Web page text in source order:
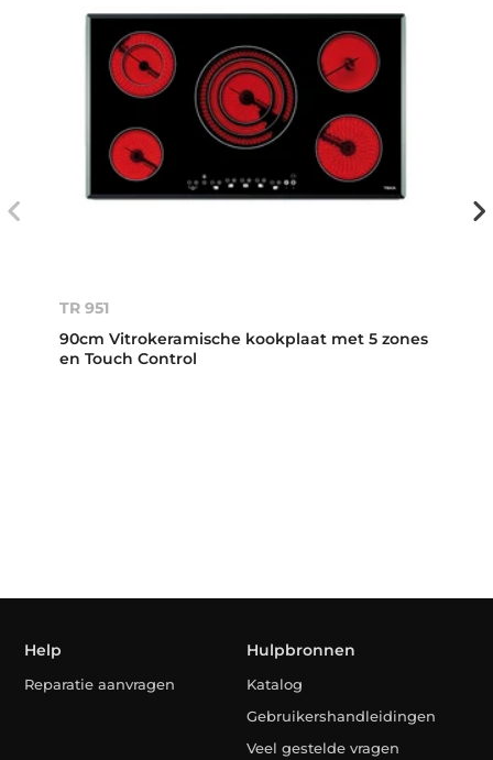
TR 951
90cm Vitrokeramische kookplaat met 5 zones
en Touch Control
Help
Reparatie aanvragen
Hulpbronnen
Katalog
Gebruikershandleidingen
Veel gestelde vragen